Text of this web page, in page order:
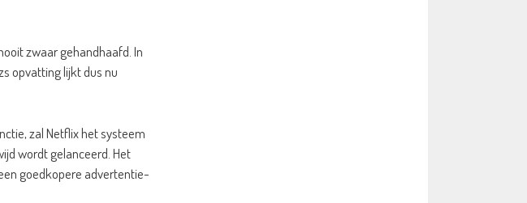
zwaar gehandhaafd. In
opvatting lijkt dus nu
zal Netflix het systeem
wordt gelanceerd. Het
goedkopere advertentie-